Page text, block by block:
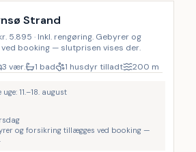
Strand
kr. 5.895 · Inkl. rengøring. Gebyrer og
booking — slutprisen vises der.
3 vær. 1 bad 1 husdyr tilladt 200 m
11.–18. august
og forsikring tillægges ved booking —